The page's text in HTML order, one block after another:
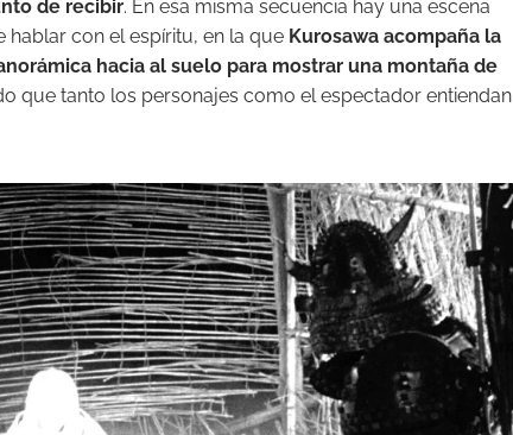
de recibir. En esa misma secuencia hay una escena
con el espíritu, en la que Kurosawa acompaña la
hacia al suelo para mostrar una montaña de
que tanto los personajes como el espectador entiendan